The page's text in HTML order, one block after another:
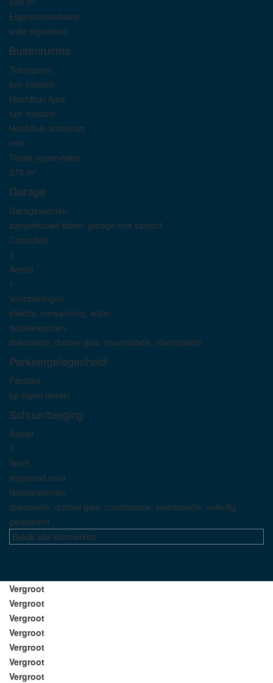
Eigendomssituatie
volle eigendom
Buitenruimte
Tuintype(n)
tuin rondom
Hoofdtuin type
tuin rondom
Hoofdtuin achterom
nee
Totale oppervlakte
370 m²
Garage
Garagesoorten
aangebouwd steen, garage met carport
Capaciteit
2
Aantal
1
Voorzieningen
elektra, verwarming, water
Isolatievormen
dakisolatie, dubbel glas, muurisolatie, vloerisolatie
Parkeergelegenheid
Faciliteit
op eigen terrein
Schuur/berging
Aantal
1
Soort
vrijstaand hout
Isolatievormen
dakisolatie, dubbel glas, muurisolatie, vloerisolatie, volledig
geisoleerd
Bekijk alle kenmerken
Vergroot
Vergroot
Vergroot
Vergroot
Vergroot
Vergroot
Vergroot